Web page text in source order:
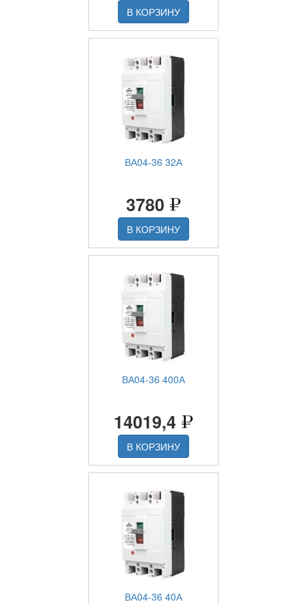
В КОРЗИНУ
ВА04-36 32А
3780
В КОРЗИНУ
ВА04-36 400А
14019,4
В КОРЗИНУ
ВА04-36 40А